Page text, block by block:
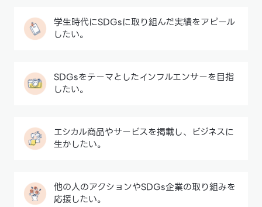
学生時代にSDGsに取り組んだ実績をアピール
したい。
SDGsをテーマとしたインフルエンサーを目指
したい。
エシカル商品やサービスを掲載し、ビジネスに
生かしたい。
他の人のアクションやSDGs企業の取り組みを
応援したい。